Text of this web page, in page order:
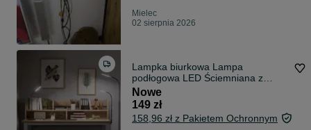
Mielec
02 sierpnia 2026
Lampka biurkowa Lampa
podłogowa LED Ściemniana z
pilotem Anyts
Nowe
149 zł
158,96 zł z Pakietem Ochronnym